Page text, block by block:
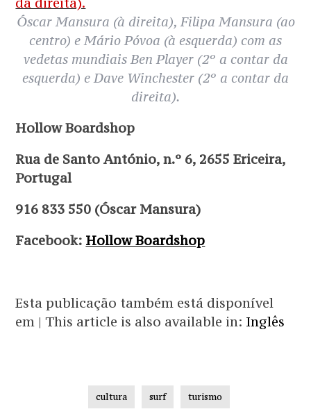
Óscar Mansura (à direita), Filipa Mansura (ao
centro) e Mário Póvoa (à esquerda) com as
vedetas mundiais Ben Player (2º a contar da
esquerda) e Dave Winchester (2º a contar da
direita).
Hollow Boardshop
Rua de Santo António, n.º 6, 2655 Ericeira,
Portugal
916 833 550 (Óscar Mansura)
Facebook: Hollow Boardshop
Esta publicação também está disponível
em | This article is also available in: Inglês
cultura surf turismo